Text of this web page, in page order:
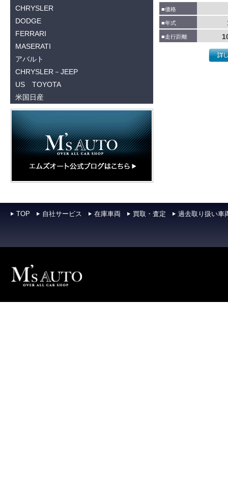
CHRYSLER
DODGE
FERRARI
MASERATI
アバルト
CHRYSLER－JEEP
US TOYOTA
米国日産
■価格
■年式
■走行距離
TOP 自社サービス 在庫車両 買取・査定 過去取り扱い車